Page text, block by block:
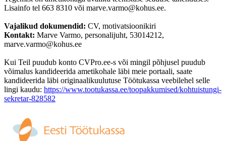
Lisainfo tel 663 8310 või marve.varmo@kohus.ee.
Vajalikud dokumendid: CV, motivatsioonikiri
Kontakt: Marve Varmo, personalijuht, 53014212,
marve.varmo@kohus.ee
Kui Teil puudub konto CVPro.ee-s või mingil põhjusel puudub
võimalus kandideerida ametikohale läbi meie portaali, saate
kandideerida läbi originaalikuulutuse Töötukassa veebilehel selle
lingi kaudu: https://www.tootukassa.ee/toopakkumised/kohtuistungi-
sekretar-828582